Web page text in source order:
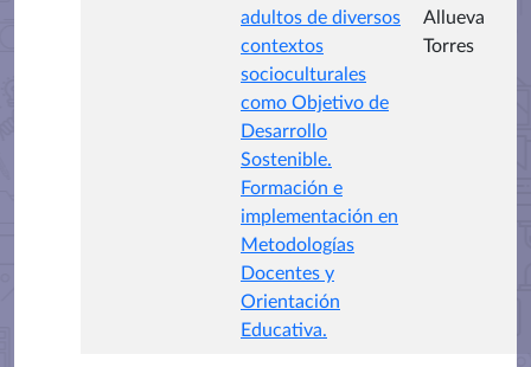
adultos de diversos
contextos
socioculturales
como Objetivo de
Desarrollo
Sostenible.
Formación e
implementación en
Metodologías
Docentes y
Orientación
Educativa.
Allueva
Torres